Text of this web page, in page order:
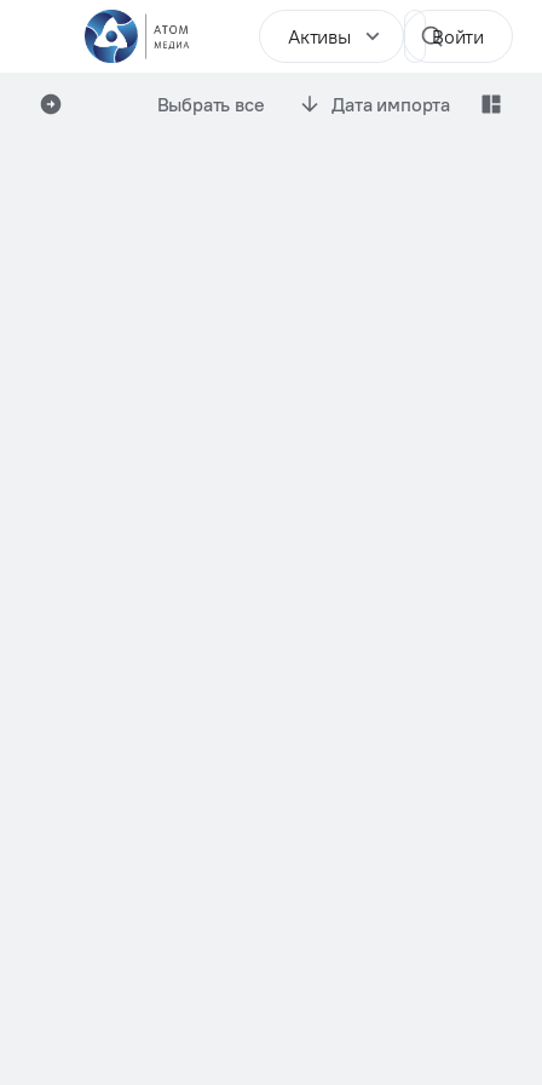
Активы Войти
Выбрать все Дата импорта